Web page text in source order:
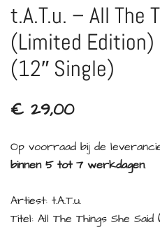
t.A.T.u. – All The
(Limited
(12″ Single)
€29,00
Op voorraad bij de
binnen 5 tot 7 werkdagen.
Artiest: t.A.T.u.
Titel: All The Things She